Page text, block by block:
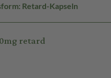
Retard-Kapseln
retard